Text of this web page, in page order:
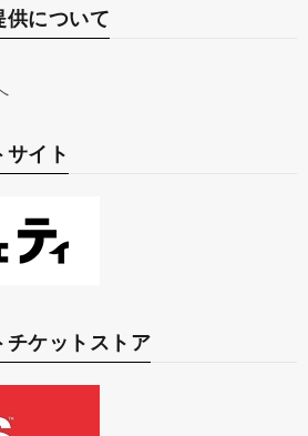
について
イト
ケットストア